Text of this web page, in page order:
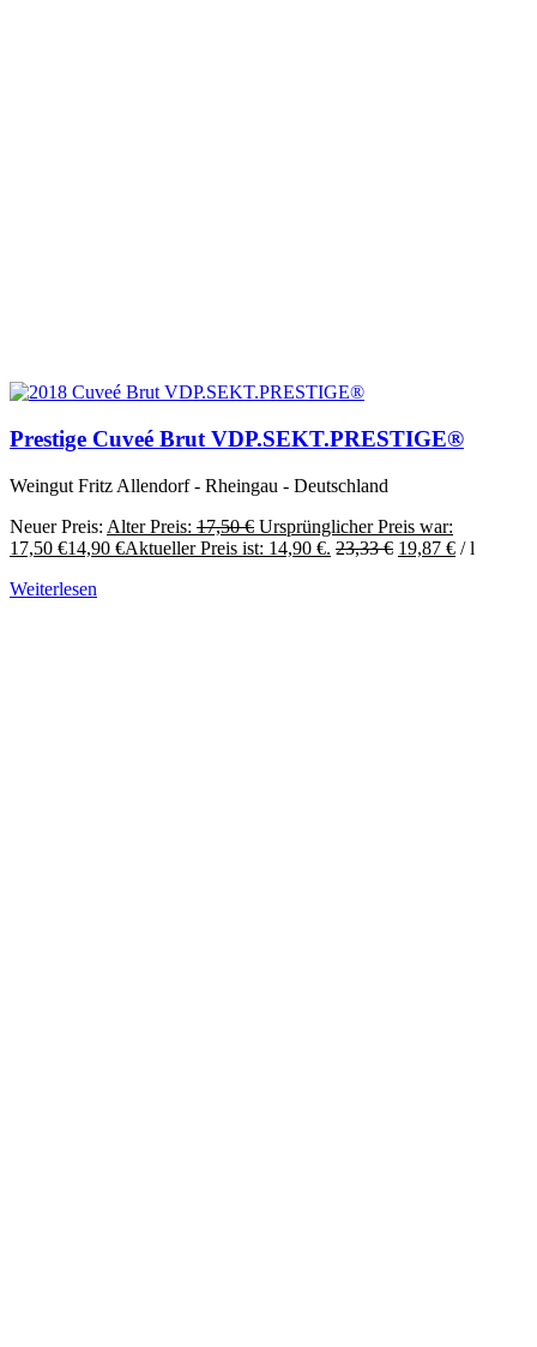
Prestige Cuveé Brut VDP.SEKT.PRESTIGE®
Weingut Fritz Allendorf - Rheingau - Deutschland
Neuer Preis: Alter Preis: 17,50€ Ursprünglicher Preis war:
17,50 €14,90 €Aktueller Preis ist: 14,90 €. 23,33€ 19,87 € /l
Weiterlesen